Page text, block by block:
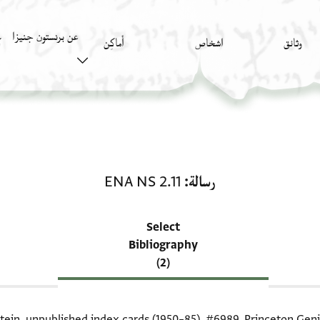
وثائق اشخاص أَماكِن عن برنستون جنيزا
رسالة ENA NS 2.11
Select
Bibliography
(2)